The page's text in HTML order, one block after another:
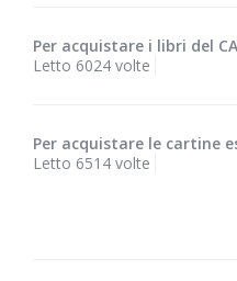
Per acquistare i libri del
Letto 6024 volte
Per acquistare le cartine
Letto 6514 volte